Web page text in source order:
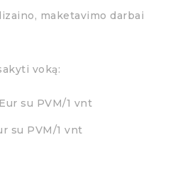
maketavimo darbai
voką:
su PVM/1 vnt
su PVM/1 vnt